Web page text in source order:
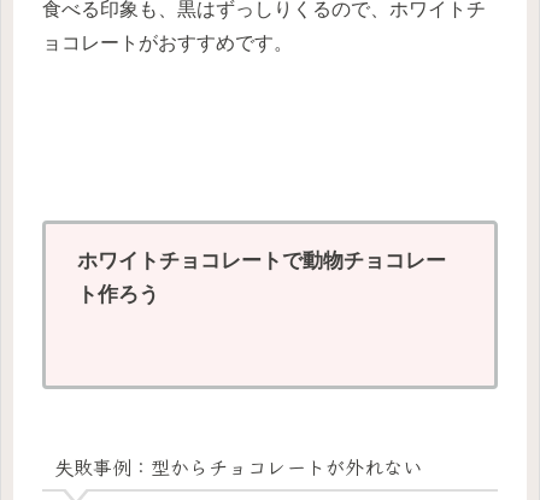
食べる印象も、黒はずっしりくるので、ホワイトチ
ョコレートがおすすめです。
ホワイトチョコレートで動物チョコレー
ト作ろう
失敗事例：型からチョコレートが外れない